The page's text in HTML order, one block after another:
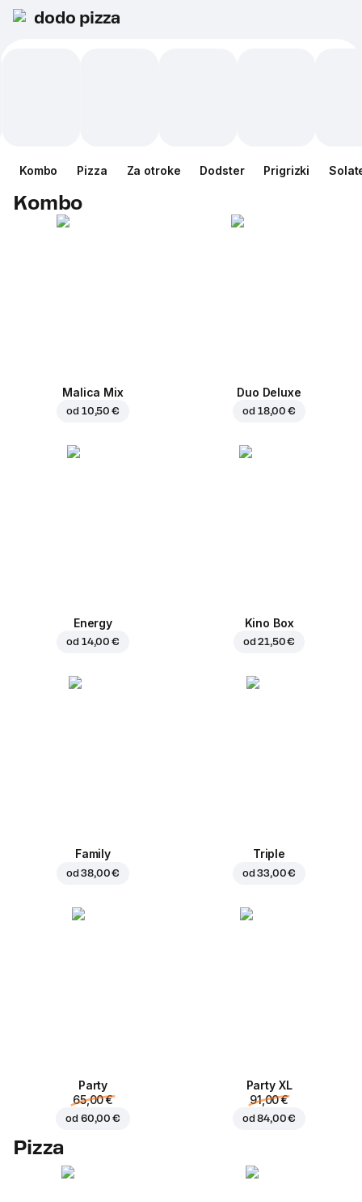
dodo pizza
Kombo Pizza Za otroke Dodster Prigrizki
Kombo
Malica Mix
od 10,50 €
Duo Deluxe
od 18,00 €
Energy
od 14,00 €
Kino Box
od21,50 €
Family
od38,00 €
Triple
od33,00 €
Party
65,00 €
od 60,00 €
Party XL
91,00 €
od84,00 €
Pizza